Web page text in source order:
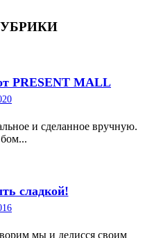
PRESENT MALL
и сделанное вручную.
сладкой!
мы и делисся своим